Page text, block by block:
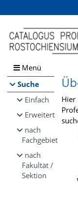
Browsen
direkt zum Inhalt
Menü
Suche
Einfach
Erweitert
nach
Fachgebiet
nach
Fakultät /
Sektion
Hier